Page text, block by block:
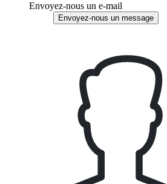
Envoyez-nous un e-mail
Envoyez-nous un message